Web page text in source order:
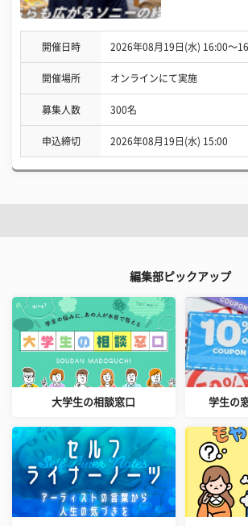
開催日時 2026年08月19日(水) 16:00〜
開催場所 オンラインにて実施
募集人数 300名
申込締切 2026年08月19日(水) 15:00
編集部ピックアップ
大学生の相談窓口 学生の